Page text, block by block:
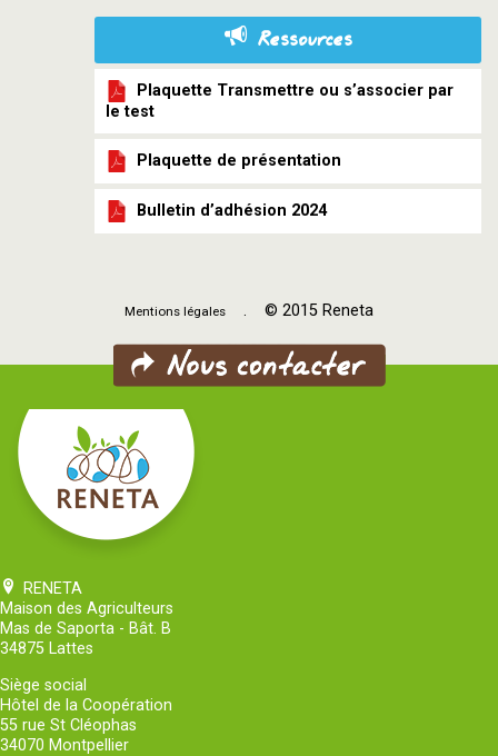
Ressources
Plaquette Transmettre ou s’associer par
le test
Plaquette de présentation
Bulletin d’adhésion 2024
Mentions légales . © 2015 Reneta
RENETA
Maison des Agriculteurs
Mas de Saporta - Bât. B
34875 Lattes
Siège social
Hôtel de la Coopération
55 rue St Cléophas
34070 Montpellier